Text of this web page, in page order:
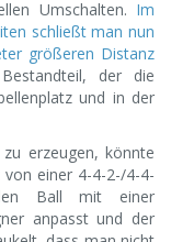
Umschalten. Im
schließt man nun
größeren Distanz
der die
und in der
erzeugen, könnte
einer 4-4-2-/4-4-
Ball mit einer
anpasst und der